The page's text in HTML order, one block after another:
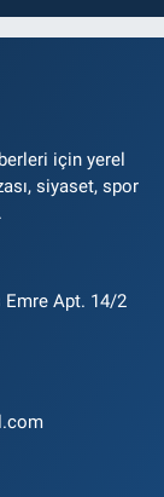
için yerel
siyaset, spor
Emre Apt. 14/2